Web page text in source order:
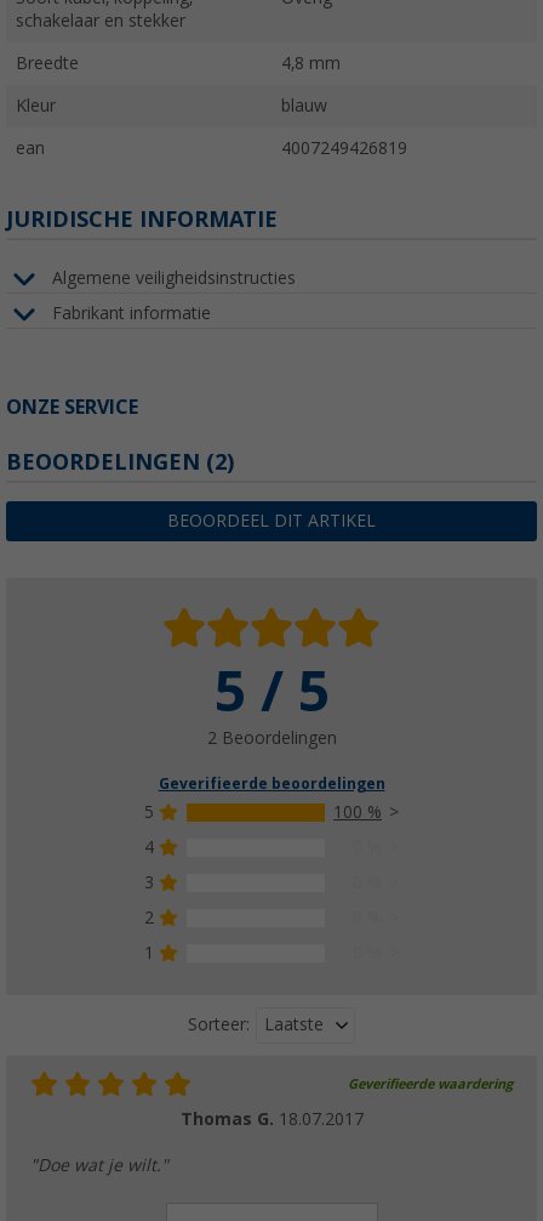
schakelaar en stekker
Breedte 4,8 mm
Kleur blauw
ean 4007249426819
JURIDISCHE INFORMATIE
Algemene veiligheidsinstructies
Fabrikant informatie
ONZE SERVICE
BEOORDELINGEN (2)
BEOORDEEL DIT ARTIKEL
5 / 5
2 Beoordelingen
Geverifieerde beoordelingen
5
100 %
4
3
2
1
Sorteer: Laatste
Geverifieerde waardering
Thomas G. 18.07.2017
"Doe wat je wilt."